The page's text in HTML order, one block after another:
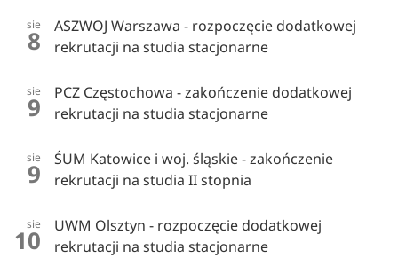
sie
8
ASZWOJ Warszawa - rozpoczęcie dodatkowej
rekrutacji na studia stacjonarne
sie
9
PCZ Częstochowa - zakończenie dodatkowej
rekrutacji na studia stacjonarne
sie
9
ŚUM Katowice i woj. śląskie - zakończenie
rekrutacji na studia II stopnia
sie
10
UWM Olsztyn - rozpoczęcie dodatkowej
rekrutacji na studia stacjonarne